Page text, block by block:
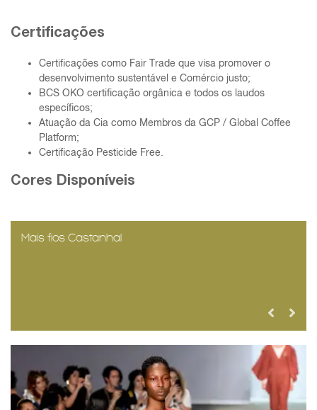
Certificações
Certificações como Fair Trade que visa promover o
desenvolvimento sustentável e Comércio justo;
BCS OKO certificação orgânica e todos os laudos
específicos;
Atuação da Cia como Membros da GCP / Global Coffee
Platform;
Certificação Pesticide Free.
Cores Disponíveis
Mais fios Castanhal